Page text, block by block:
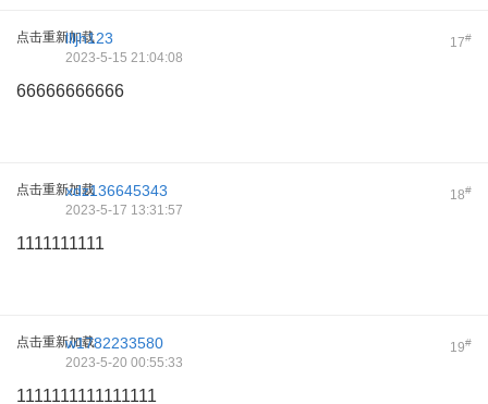
点击重新加载 17#
llljh123
2023-5-15 21:04:08
66666666666
点击重新加载 18#
xdz136645343
2023-5-17 13:31:57
1111111111
点击重新加载 19#
w1782233580
2023-5-20 00:55:33
1111111111111111